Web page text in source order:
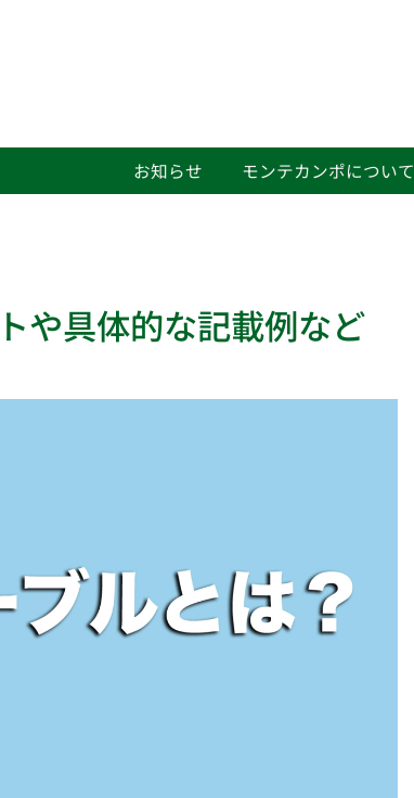
お知らせ モンテカンポについて
や具体的な記載例など